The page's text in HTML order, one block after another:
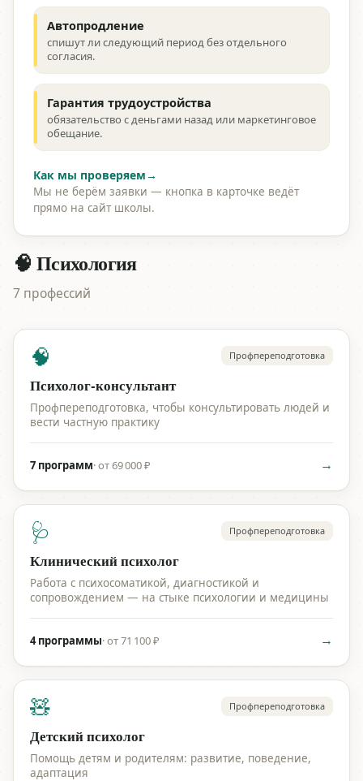
Автопродление
спишут ли следующий период без отдельного
согласия.
Гарантия трудоустройства
обязательство с деньгами назад или маркетинговое
обещание.
Как мы проверяем→
Мы не берём заявки — кнопка в карточке ведёт
прямо на сайт школы.
🧠 Психология
7 профессий
🧠 Профпереподготовка
Психолог-консультант
Профпереподготовка, чтобы консультировать людей и
вести частную практику
7 программ·от 69 000 ₽ →
🩺 Профпереподготовка
Клинический психолог
Работа с психосоматикой, диагностикой и
сопровождением — на стыке психологии и медицины
4 программы·от 71 100 ₽ →
🧸 Профпереподготовка
Детский психолог
Помощь детям и родителям: развитие, поведение,
адаптация